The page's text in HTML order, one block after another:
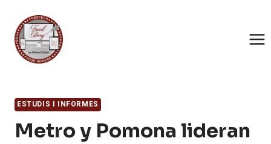
contingut
ESTUDIS I INFORMES
Metro y Pomona lideran